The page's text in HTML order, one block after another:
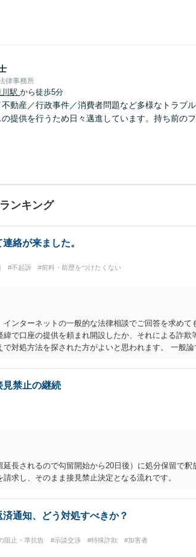
律事務所
川駅 から徒歩5分
不動産／行政事件／消費者問題など多様なトラブ
提供を行うため日々邁進しています。持ち前の
ンキング
絡が来ました。
#不起訴 #前科・前歴をつけたくない
ンターネットの一般的な法律相談でご回答を求め
で口座の提供を頼まれ開設したか、それによる詐
対処方法を探された方がよいと思われます。 一般
見禁止の継続
長されるので勾留開始から20日後）に処分保留で
求し、そのまま接見禁止決定となる流れです。
通知、どう対処すべきか？
阻止・準抗告 #示談交渉 #特殊詐欺 #加害者